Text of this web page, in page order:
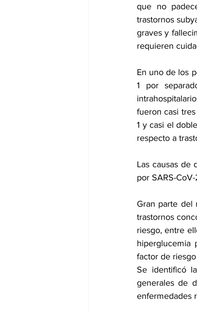
que no
trastornos
graves y
requieren
En uno de los
1 por
fueron casi
1 y casi el
respecto a
Las causas de
por SARS-
Gran parte del
trastornos
riesgo, entre
hiperglucemia
factor de
Se identificó
generales de
enfermedades